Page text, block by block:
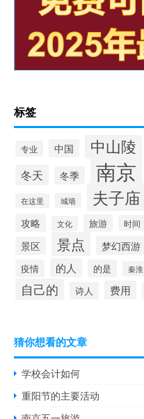
标签
专业 中国 中山陵
冬天 冬季 南京
在这里 城墙 夫子庙
攻略 文化 旅游 时间
景区
景点 梦幻西游
疫情 的人 的是 秦淮
自己的 诗人 费用
猜你想看的文章
学校会计如何
重阳节的主要活动